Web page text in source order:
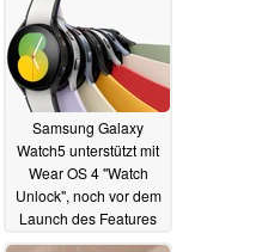
Samsung Galaxy
Watch5 unterstützt mit
Wear OS 4 "Watch
Unlock", noch vor dem
Launch des Features
04.09.2023